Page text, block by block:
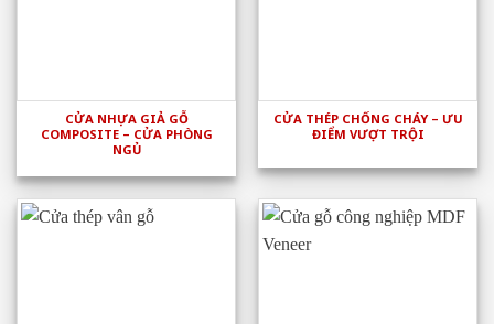
CỬA NHỰA GIẢ GỖ
COMPOSITE – CỬA PHÒNG
NGỦ
CỬA THÉP CHỐNG CHÁY – ƯU
ĐIỂM VƯỢT TRỘI